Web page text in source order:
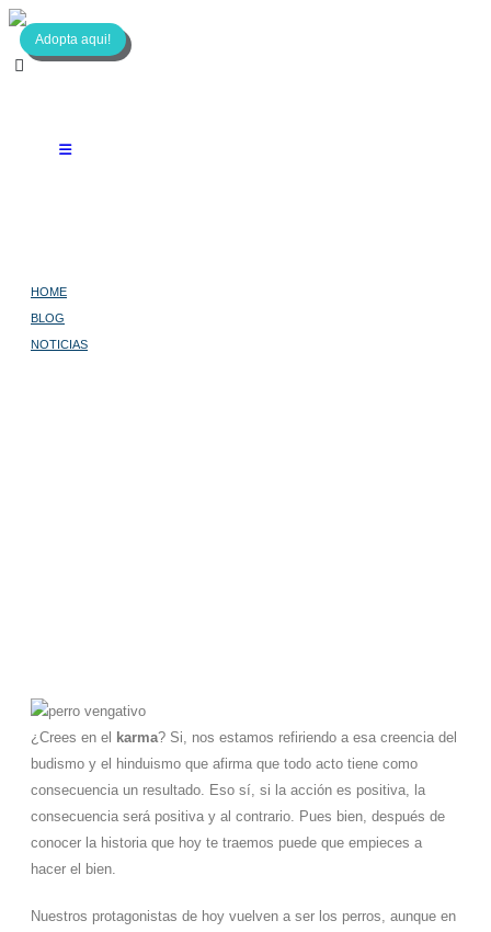
Adopta aqui!
HOME
BLOG
NOTICIAS
¿Crees en el karma? Si, nos estamos refiriendo a esa creencia del
budismo y el hinduismo que afirma que todo acto tiene como
consecuencia un resultado. Eso sí, si la acción es positiva, la
consecuencia será positiva y al contrario. Pues bien, después de
conocer la historia que hoy te traemos puede que empieces a
hacer el bien.
Nuestros protagonistas de hoy vuelven a ser los perros, aunque en